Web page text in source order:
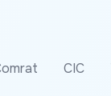
CIC